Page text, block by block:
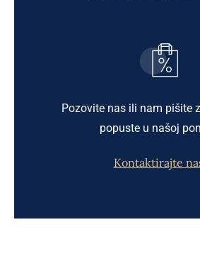
Pozovite nas ili nam pišite
popuste u našoj
Kontaktirajte